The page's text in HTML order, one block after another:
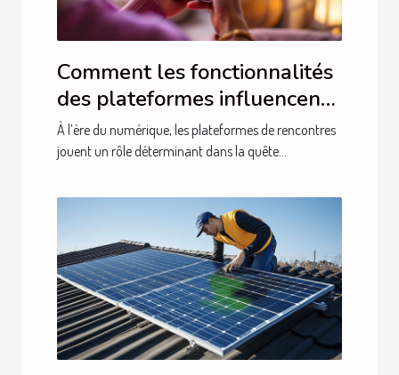
Comment les fonctionnalités
des plateformes influencent-
elles vos chances de trouver
l'amour ?
À l’ère du numérique, les plateformes de rencontres
jouent un rôle déterminant dans la quête...